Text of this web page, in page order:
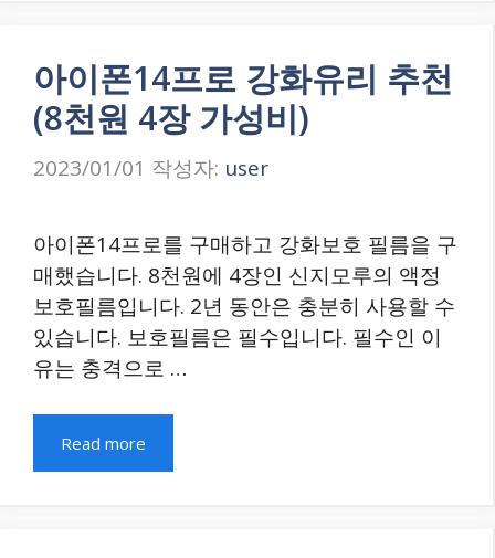
아이폰14프로 강화유리 추천
(8천원 4장 가성비)
2023/01/01 작성자: user
아이폰14프로를 구매하고 강화보호 필름을 구
매했습니다. 8천원에 4장인 신지모루의 액정
보호필름입니다. 2년 동안은 충분히 사용할 수
있습니다. 보호필름은 필수입니다. 필수인 이
유는 충격으로 …
Read more